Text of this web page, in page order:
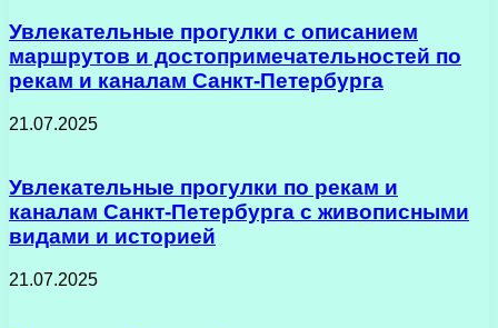
Увлекательные прогулки с описанием
маршрутов и достопримечательностей по
рекам и каналам Санкт-Петербурга
21.07.2025
Увлекательные прогулки по рекам и
каналам Санкт-Петербурга с живописными
видами и историей
21.07.2025